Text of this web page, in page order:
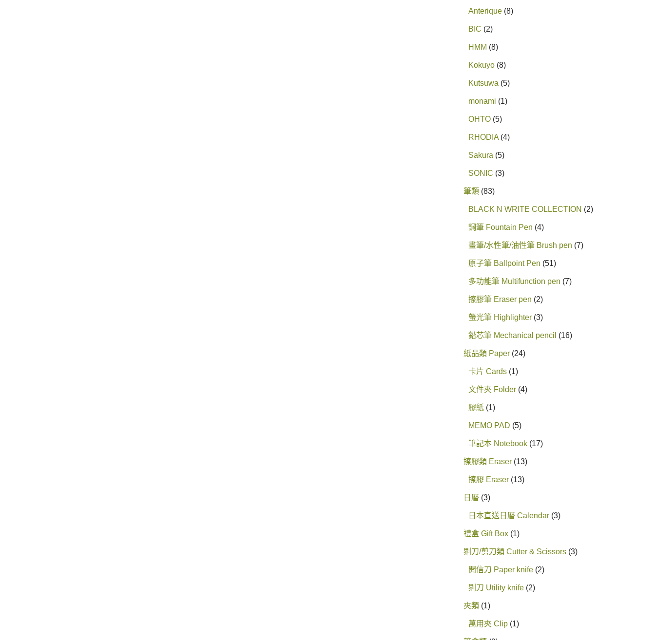
Anterique 8
BIC 2
HMM 8
Kokuyo 8
Kutsuwa 5
monami 1
OHTO 5
RHODIA 4
Sakura 5
SONIC 3
筆類 83
BLACK N WRITE COLLECTION 2
鋼筆 Fountain Pen 4
畫筆/水性筆/油性筆 Brush pen 7
原子筆 Ballpoint Pen 51
多功能筆 Multifunction pen 7
擦膠筆 Eraser pen 2
螢光筆 Highlighter 3
鉛芯筆 Mechanical pencil 16
紙品類 Paper 24
卡片 Cards 1
文件夾 Folder 4
膠紙 1
MEMO PAD 5
筆記本 Notebook 17
擦膠類 Eraser 13
擦膠 Eraser 13
日曆 3
日本直送日曆 Calendar 3
禮盒 Gift Box 1
𠝹刀/剪刀類 Cutter & Scissors 3
開信刀 Paper knife 2
𠝹刀 Utility knife 2
夾類 1
萬用夾 Clip 1